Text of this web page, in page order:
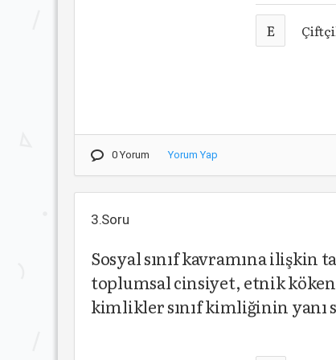
E
0 Yorum Yorum Yap
3.Soru
Sosyal sınıf kavramına ilişkin
toplumsal cinsiyet, etnik
kimlikler sınıf kimliğinin yanı